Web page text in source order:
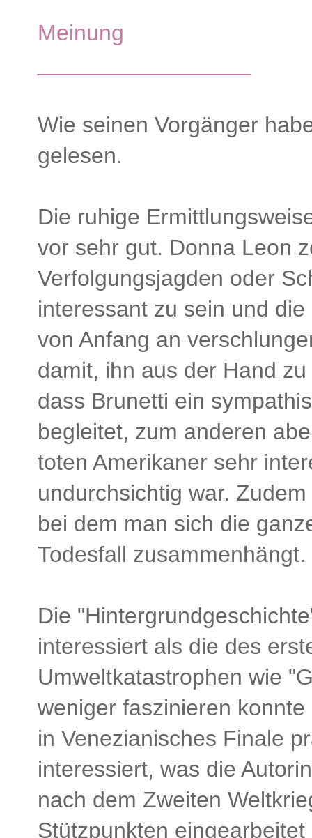
Meinung
Wie seinen Vorgänger
gelesen.
Die ruhige
vor sehr gut. Donna Leon
Verfolgungsjagden oder
interessant zu sein und
von Anfang an
damit, ihn aus der Hand
dass Brunetti ein
begleitet, zum anderen
toten Amerikaner sehr
undurchsichtig war.
bei dem man sich die
Todesfall zusammenhängt.
Die
interessiert als die des
Umweltkatastrophen wie
weniger faszinieren
in Venezianisches Finale
interessiert, was die
nach dem Zweiten
Stützpunkten